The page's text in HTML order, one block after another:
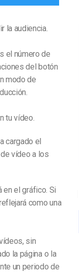
la audiencia.
el número de
del botón
modo de
tu vídeo.
cargado el
vídeo a los
en el gráfico. Si
como una
sin
la página o la
un periodo de